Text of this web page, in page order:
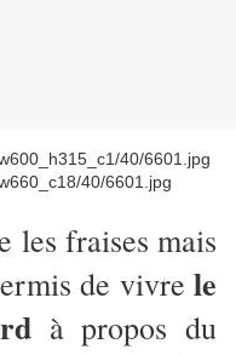
les fraises mais
de vivre le
à propos du